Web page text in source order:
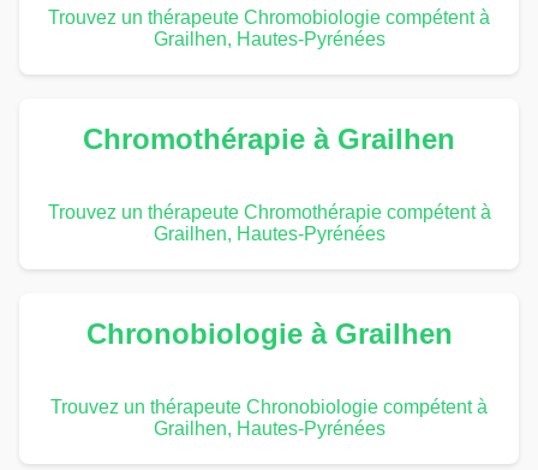
Trouvez un thérapeute Chromobiologie compétent à
Grailhen, Hautes-Pyrénées
Chromothérapie à Grailhen
Trouvez un thérapeute Chromothérapie compétent à
Grailhen, Hautes-Pyrénées
Chronobiologie à Grailhen
Trouvez un thérapeute Chronobiologie compétent à
Grailhen, Hautes-Pyrénées